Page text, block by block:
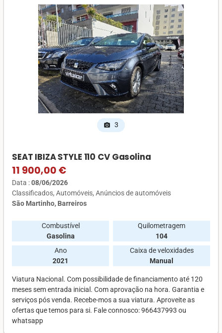
photo_camera 3
SEAT IBIZA STYLE 110 CV Gasolina
11 900,00 €
Data :08/06/2026
Classificados Automóveis Anúncios de automóveis
São Martinho, Barreiros
Combustível
Gasolina
Quilometragem
104
Ano
2021
Caixa de veloxidades
Manual
Viatura Nacional. Com possibilidade de financiamento até 120
meses sem entrada inicial. Com aprovação na hora. Garantia e
serviços pós venda. Recebe-mos a sua viatura. Aproveite as
ofertas que temos para si. Fale connosco: 966437993 ou
whatsapp